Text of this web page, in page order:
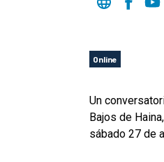
Online
Un
Bajos de
sábado 27 de